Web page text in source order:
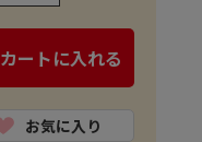
カートに入れる
お気に入り